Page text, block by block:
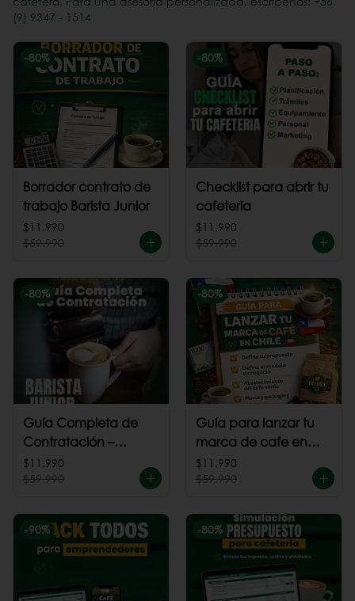
(9) 9347 - 1514
-80%
Borrador contrato de
trabajo Barista Junior
$11.990
$59.990
-80%
Checklist para abrir tu
cafeteria
$11.990
$59.990
-80%
Guía Completa de
Contratación –
Barista Junior
$11.990
$59.990
-80%
Guía para lanzar tu
marca de cafe en
Chile
$11.990
$59.990
-90% -80%